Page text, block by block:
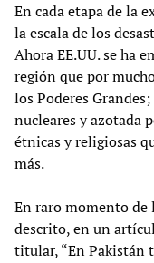
En cada etapa de la
la escala de los
Ahora EE.UU. se ha
región que por
los Poderes
nucleares y azotada
étnicas y religiosas
más.
En raro momento
descrito, en un
titular, “En Pakistán